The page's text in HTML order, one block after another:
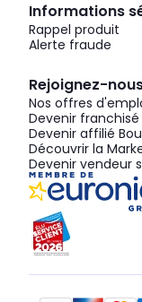
Informations
Rappel produit
Alerte fraude
Rejoignez-
Nos offres
Devenir
Devenir affilié
Découvrir la
Devenir vendeur